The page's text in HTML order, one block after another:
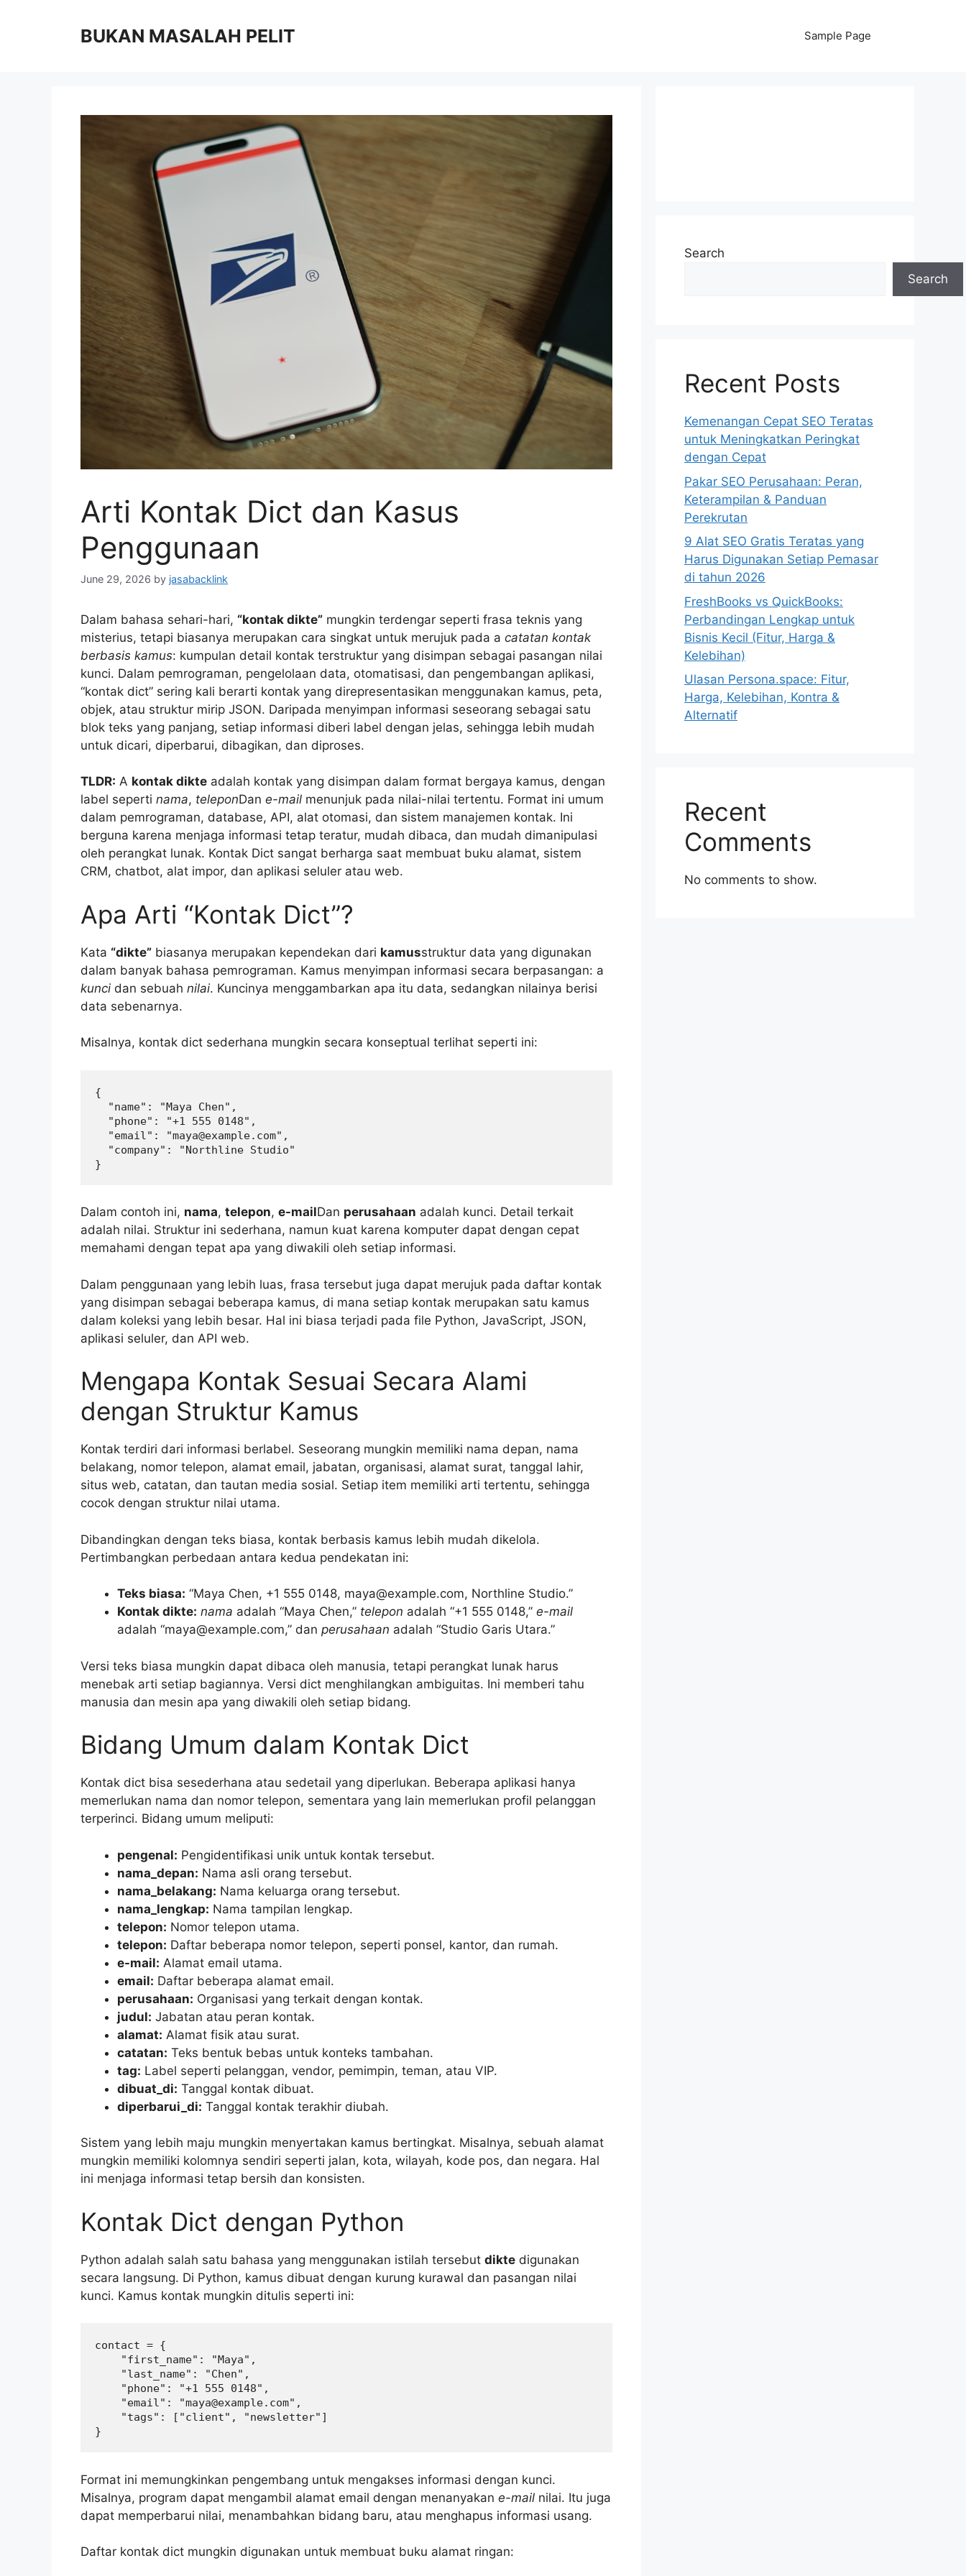
BUKAN MASALAH PELIT Sample Page
Arti Kontak Dict dan Kasus
Penggunaan
June 29, 2026 by jasabacklink
Dalam bahasa sehari-hari, “kontak dikte” mungkin terdengar seperti frasa teknis yang
misterius, tetapi biasanya merupakan cara singkat untuk merujuk pada a catatan kontak
berbasis kamus: kumpulan detail kontak terstruktur yang disimpan sebagai pasangan nilai
kunci. Dalam pemrograman, pengelolaan data, otomatisasi, dan pengembangan aplikasi,
“kontak dict” sering kali berarti kontak yang direpresentasikan menggunakan kamus, peta,
objek, atau struktur mirip JSON. Daripada menyimpan informasi seseorang sebagai satu
blok teks yang panjang, setiap informasi diberi label dengan jelas, sehingga lebih mudah
untuk dicari, diperbarui, dibagikan, dan diproses.
TLDR: A kontak dikte adalah kontak yang disimpan dalam format bergaya kamus, dengan
label seperti nama, teleponDan e-mail menunjuk pada nilai-nilai tertentu. Format ini umum
dalam pemrograman, database, API, alat otomasi, dan sistem manajemen kontak. Ini
berguna karena menjaga informasi tetap teratur, mudah dibaca, dan mudah dimanipulasi
oleh perangkat lunak. Kontak Dict sangat berharga saat membuat buku alamat, sistem
CRM, chatbot, alat impor, dan aplikasi seluler atau web.
Apa Arti “Kontak Dict”?
Kata “dikte” biasanya merupakan kependekan dari kamusstruktur data yang digunakan
dalam banyak bahasa pemrograman. Kamus menyimpan informasi secara berpasangan: a
kunci dan sebuah nilai. Kuncinya menggambarkan apa itu data, sedangkan nilainya berisi
data sebenarnya.
Misalnya, kontak dict sederhana mungkin secara konseptual terlihat seperti ini:
{
  "name": "Maya Chen",
  "phone": "+1 555 0148",
  "email": "maya@example.com",
  "company": "Northline Studio"
}
Dalam contoh ini, nama, telepon, e-mailDan perusahaan adalah kunci. Detail terkait
adalah nilai. Struktur ini sederhana, namun kuat karena komputer dapat dengan cepat
memahami dengan tepat apa yang diwakili oleh setiap informasi.
Dalam penggunaan yang lebih luas, frasa tersebut juga dapat merujuk pada daftar kontak
yang disimpan sebagai beberapa kamus, di mana setiap kontak merupakan satu kamus
dalam koleksi yang lebih besar. Hal ini biasa terjadi pada file Python, JavaScript, JSON,
aplikasi seluler, dan API web.
Mengapa Kontak Sesuai Secara Alami
dengan Struktur Kamus
Kontak terdiri dari informasi berlabel. Seseorang mungkin memiliki nama depan, nama
belakang, nomor telepon, alamat email, jabatan, organisasi, alamat surat, tanggal lahir,
situs web, catatan, dan tautan media sosial. Setiap item memiliki arti tertentu, sehingga
cocok dengan struktur nilai utama.
Dibandingkan dengan teks biasa, kontak berbasis kamus lebih mudah dikelola.
Pertimbangkan perbedaan antara kedua pendekatan ini:
Teks biasa: “Maya Chen, +1 555 0148, maya@example.com, Northline Studio.”
Kontak dikte: nama adalah “Maya Chen,” telepon adalah “+1 555 0148,” e-mail
adalah “maya@example.com,” dan perusahaan adalah “Studio Garis Utara.”
Versi teks biasa mungkin dapat dibaca oleh manusia, tetapi perangkat lunak harus
menebak arti setiap bagiannya. Versi dict menghilangkan ambiguitas. Ini memberi tahu
manusia dan mesin apa yang diwakili oleh setiap bidang.
Bidang Umum dalam Kontak Dict
Kontak dict bisa sesederhana atau sedetail yang diperlukan. Beberapa aplikasi hanya
memerlukan nama dan nomor telepon, sementara yang lain memerlukan profil pelanggan
terperinci. Bidang umum meliputi:
pengenal: Pengidentifikasi unik untuk kontak tersebut.
nama_depan: Nama asli orang tersebut.
nama_belakang: Nama keluarga orang tersebut.
nama_lengkap: Nama tampilan lengkap.
telepon: Nomor telepon utama.
telepon: Daftar beberapa nomor telepon, seperti ponsel, kantor, dan rumah.
e-mail: Alamat email utama.
email: Daftar beberapa alamat email.
perusahaan: Organisasi yang terkait dengan kontak.
judul: Jabatan atau peran kontak.
alamat: Alamat fisik atau surat.
catatan: Teks bentuk bebas untuk konteks tambahan.
tag: Label seperti pelanggan, vendor, pemimpin, teman, atau VIP.
dibuat_di: Tanggal kontak dibuat.
diperbarui_di: Tanggal kontak terakhir diubah.
Sistem yang lebih maju mungkin menyertakan kamus bertingkat. Misalnya, sebuah alamat
mungkin memiliki kolomnya sendiri seperti jalan, kota, wilayah, kode pos, dan negara. Hal
ini menjaga informasi tetap bersih dan konsisten.
Kontak Dict dengan Python
Python adalah salah satu bahasa yang menggunakan istilah tersebut dikte digunakan
secara langsung. Di Python, kamus dibuat dengan kurung kurawal dan pasangan nilai
kunci. Kamus kontak mungkin ditulis seperti ini:
contact = {
    "first_name": "Maya",
    "last_name": "Chen",
    "phone": "+1 555 0148",
    "email": "maya@example.com",
    "tags": ["client", "newsletter"]
}
Format ini memungkinkan pengembang untuk mengakses informasi dengan kunci.
Misalnya, program dapat mengambil alamat email dengan menanyakan e-mail nilai. Itu juga
dapat memperbarui nilai, menambahkan bidang baru, atau menghapus informasi usang.
Daftar kontak dict mungkin digunakan untuk membuat buku alamat ringan:
Search
Search
Recent Posts
Kemenangan Cepat SEO Teratas
untuk Meningkatkan Peringkat
dengan Cepat
Pakar SEO Perusahaan: Peran,
Keterampilan & Panduan
Perekrutan
9 Alat SEO Gratis Teratas yang
Harus Digunakan Setiap Pemasar
di tahun 2026
FreshBooks vs QuickBooks:
Perbandingan Lengkap untuk
Bisnis Kecil (Fitur, Harga &
Kelebihan)
Ulasan Persona.space: Fitur,
Harga, Kelebihan, Kontra &
Alternatif
Recent
Comments
No comments to show.